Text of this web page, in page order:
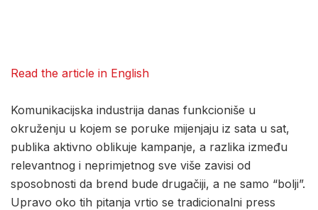
Read the article in English
Komunikacijska industrija danas funkcioniše u
okruženju u kojem se poruke mijenjaju iz sata u sat,
publika aktivno oblikuje kampanje, a razlika između
relevantnog i neprimjetnog sve više zavisi od
sposobnosti da brend bude drugačiji, a ne samo “bolji”.
Upravo oko tih pitanja vrtio se tradicionalni press